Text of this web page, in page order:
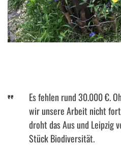
Es fehlen rund 30.000 €.
wir unsere Arbeit nicht
droht das Aus und Leipzig
Stück Biodiversität.